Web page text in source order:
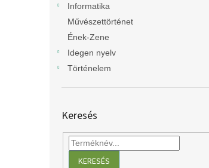
Informatika
Művészettörténet
Ének-Zene
Idegen nyelv
Történelem
Keresés
KERESÉS